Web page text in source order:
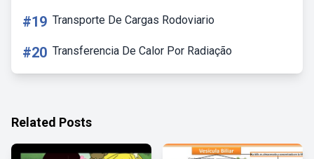
#19 Transporte De Cargas Rodoviario
#20 Transferencia De Calor Por Radiação
Related Posts